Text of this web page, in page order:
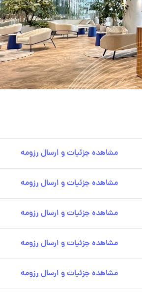
مشاهده جزئیات و ارسال رزومه
مشاهده جزئیات و ارسال رزومه
مشاهده جزئیات و ارسال رزومه
مشاهده جزئیات و ارسال رزومه
مشاهده جزئیات و ارسال رزومه